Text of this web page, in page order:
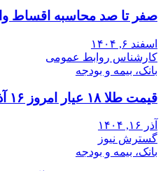
صفر تا صد محاسبه اقساط
اسفند ۶, ۱۴۰۴
کارشناس روابط عمومی
بانک، بیمه و بودجه
قیمت طلا ۱۸ عیار امروز ۱۶ آذر اعلام شد + جدول
آذر ۱۶, ۱۴۰۴
گسترش نیوز
بانک، بیمه و بودجه